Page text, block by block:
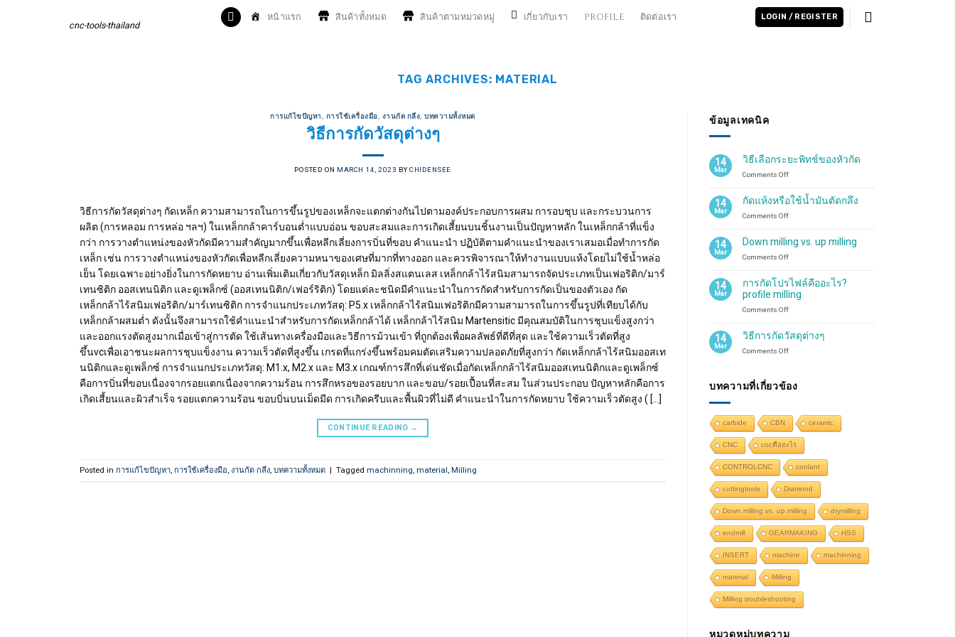
cnc-tools-thailand
หน้าแรก สินค้าทั้งหมด สินค้าตามหมวดหมู่ เกี่ยวกับเรา PROFILE ติดต่อเรา LOGIN / REGISTER
TAG ARCHIVES: MATERIAL
การแก้ไขปัญหา , การใช้เครื่องมือ, งานกัด กลึง,บทความทั้งหมด
วิธีการกัดวัสดุต่างๆ
POSTED ON MARCH 14, 2023 BYCHIDENSEE
วิธีการกัดวัสดุต่างๆ กัดเหล็ก ความสามารถในการขึ้นรูปของเหล็กจะแตกต่างกันไปตามองค์ประกอบการผสม การอบชุบ และกระบวนการ
ผลิต (การหลอม การหล่อ ฯลฯ) ในเหล็กกล้าคาร์บอนต่ำแบบอ่อน ขอบสะสมและการเกิดเสี้ยนบนชิ้นงานเป็นปัญหาหลัก ในเหล็กกล้าที่แข็ง
กว่า การวางตำแหน่งของหัวกัดมีความสำคัญมากขึ้นเพื่อหลีกเลี่ยงการบิ่นที่ขอบ คำแนะนำ ปฏิบัติตามคำแนะนำของเราเสมอเมื่อทำการกัด
เหล็ก เช่น การวางตำแหน่งของหัวกัดเพื่อหลีกเลี่ยงความหนาของเศษที่มากที่ทางออก และควรพิจารณาให้ทำงานแบบแห้งโดยไม่ใช้น้ำหล่อ
เย็น โดยเฉพาะอย่างยิ่งในการกัดหยาบ อ่านเพิ่มเติมเกี่ยวกับวัสดุเหล็ก มิลลิ่งสแตนเลส เหล็กกล้าไร้สนิมสามารถจัดประเภทเป็นเฟอริติก/มาร์
เทนซิติก ออสเทนนิติก และดูเพล็กซ์ (ออสเทนนิติก/เฟอร์ริติก) โดยแต่ละชนิดมีคำแนะนำในการกัดสำหรับการกัดเป็นของตัวเอง กัด
เหล็กกล้าไร้สนิมเฟอริติก/มาร์เทนซิติก การจำแนกประเภทวัสดุ: P5.x เหล็กกล้าไร้สนิมเฟอริติกมีความสามารถในการขึ้นรูปที่เทียบได้กับ
เหล็กกล้าผสมต่ำ ดังนั้นจึงสามารถใช้คำแนะนำสำหรับการกัดเหล็กกล้าได้ เหล็กกล้าไร้สนิม Martensitic มีคุณสมบัติในการชุบแข็งสูงกว่า
และออกแรงตัดสูงมากเมื่อเข้าสู่การตัด ใช้เส้นทางเครื่องมือและวิธีการม้วนเข้า ที่ถูกต้องเพื่อผลลัพธ์ที่ดีที่สุด และใช้ความเร็วตัดที่สูง
ขึ้นvcเพื่อเอาชนะผลการชุบแข็งงาน ความเร็วตัดที่สูงขึ้น เกรดที่แกร่งขึ้นพร้อมคมตัดเสริมความปลอดภัยที่สูงกว่า กัดเหล็กกล้าไร้สนิมออสเท
นนิติกและดูเพล็กซ์ การจำแนกประเภทวัสดุ: M1.x, M2.x และ M3.x เกณฑ์การสึกที่เด่นชัดเมื่อกัดเหล็กกล้าไร้สนิมออสเทนนิติกและดูเพล็กซ์
คือการบิ่นที่ขอบเนื่องจากรอยแตกเนื่องจากความร้อน การสึกหรอของรอยบาก และขอบ/รอยเปื้อนที่สะสม ในส่วนประกอบ ปัญหาหลักคือการ
เกิดเสี้ยนและผิวสำเร็จ รอยแตกความร้อน ขอบบิ่นบนเม็ดมีด การเกิดครีบและพื้นผิวที่ไม่ดี คำแนะนำในการกัดหยาบ ใช้ความเร็วตัดสูง ( […]
CONTINUE READING →
Posted in การแก้ไขปัญหา, การใช้เครื่องมือ, งานกัด กลึง,บทความทั้งหมด | Tagged machinning,material,Milling
ข้อมูลเทคนิค
14
Mar
วิธีเลือกระยะพิทช์ของหัวกัด
Comments Offon
เลือก
ระ
ยะ
ของ
หัว
กัด
14
Mar
กัดแห้งหรือใช้น้ำมันตัดกลึง
Comments Offon
หรือ
ใช้
ตัด
กลึง
14
Mar
Down milling vs. up milling
Comments Offon
milling
vs.
up
milling
14
Mar
การกัดโปรไฟล์คืออะไร?
profile milling
Comments Offon
กัด
โปรไฟล์
คือ
milling
14
Mar
วิธีการกัดวัสดุต่างๆ
Comments Offon
กัด
บทความที่เกี่ยวข้อง
carbide CBN ceramic
CNC cncคืออะไร
CONTROLCNC coolant
cuttingtools Diamond
Down milling vs. up milling drymilling
endmill GEARMAKING HSS
INSERT machine machinning
material Milling
Milling troubleshooting